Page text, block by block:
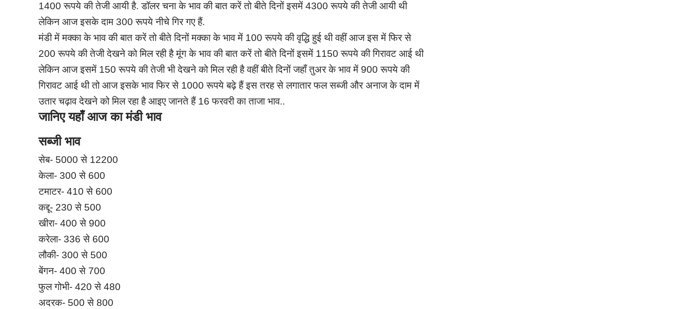
1400 रूपये की तेजी आयी है. डॉलर चना के भाव की बात करें तो बीते दिनों इसमें 4300 रूपये की तेजी आयी थी
लेकिन आज इसके दाम 300 रूपये नीचे गिर गए हैं.
मंडी में मक्का के भाव की बात करें तो बीते दिनों मक्का के भाव में 100 रूपये की वृद्धि हुई थी वहीं आज इस में फिर से
200 रूपये की तेजी देखने को मिल रही है मूंग के भाव की बात करें तो बीते दिनों इसमें 1150 रूपये की गिरावट आई थी
लेकिन आज इसमें 150 रूपये की तेजी भी देखने को मिल रही है वहीं बीते दिनों जहाँ तुअर के भाव में 900 रूपये की
गिरावट आई थी तो आज इसके भाव फिर से 1000 रूपये बढ़े हैं इस तरह से लगातार फल सब्जी और अनाज के दाम में
उतार चढ़ाव देखने को मिल रहा है आइए जानते हैं 16 फरवरी का ताजा भाव..
जानिए यहाँ आज का मंडी भाव
सब्जी भाव
सेब- 5000 से 12200
केला- 300 से 600
टमाटर- 410 से 600
कद्दू- 230 से 500
खीरा- 400 से 900
करेला- 336 से 600
लौकी- 300 से 500
बेंगन- 400 से 700
फुल गोभी- 420 से 480
अदरक- 500 से 800